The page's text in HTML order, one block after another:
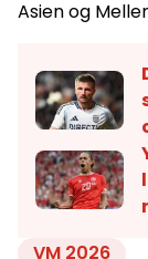
Asien og
VM 2026